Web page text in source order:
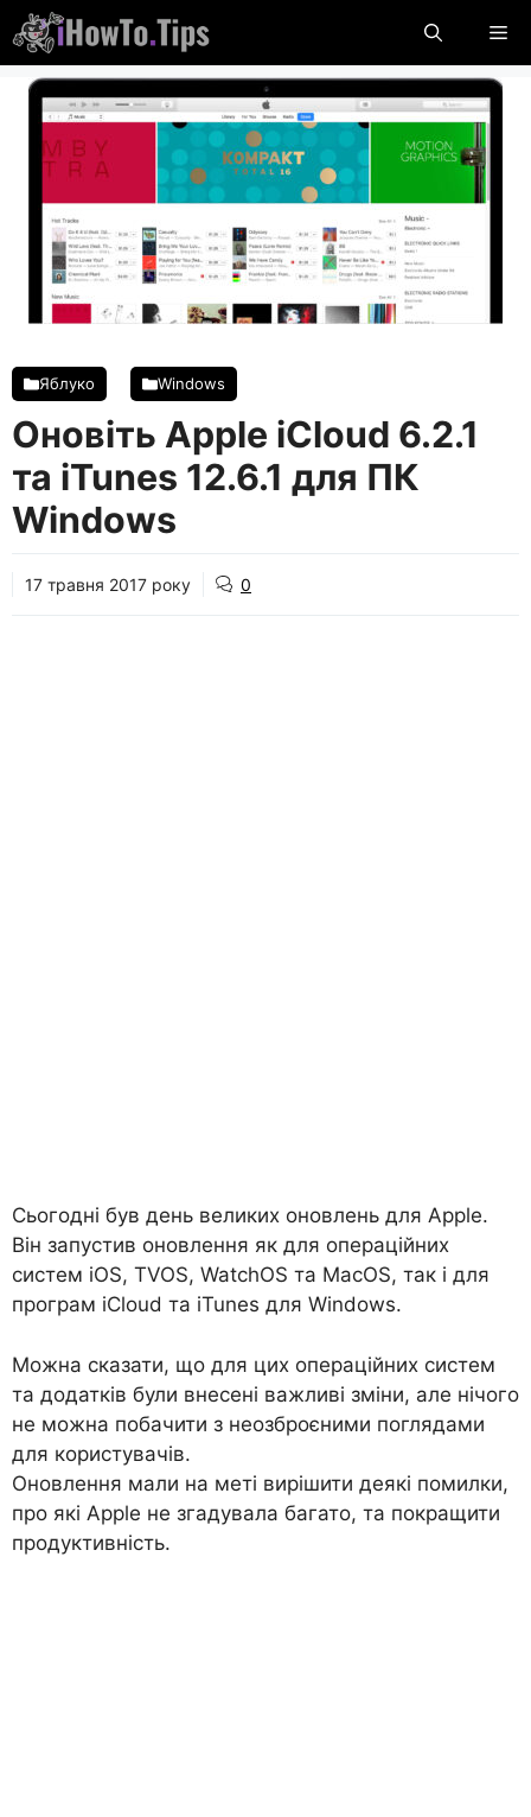
Пропустити
вміст
Яблуко Windows
Оновіть Apple iCloud 6.2.1
та iTunes 12.6.1 для ПК
Windows
17 травня 2017 року 0
Сьогодні був день великих оновлень для Apple.
Він запустив оновлення як для операційних
систем iOS, TVOS, WatchOS та MacOS, так і для
програм iCloud та iTunes для Windows.
Можна сказати, що для цих операційних систем
та додатків були внесені важливі зміни, але нічого
не можна побачити з неозброєними поглядами
для користувачів.
Оновлення мали на меті вирішити деякі помилки,
про які Apple не згадувала багато, та покращити
продуктивність.